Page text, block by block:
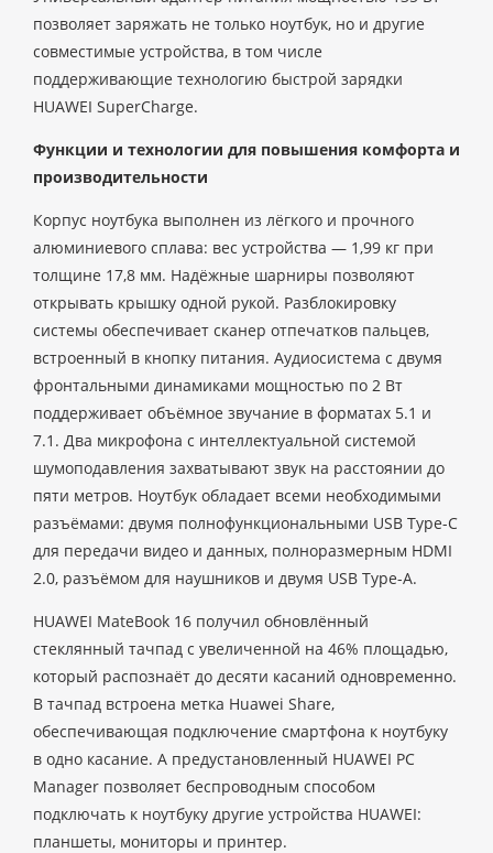
позволяет заряжать не только ноутбук, но и другие
совместимые устройства, в том числе
поддерживающие технологию быстрой зарядки
HUAWEI SuperCharge.
Функции и технологии для повышения комфорта и
производительности
Корпус ноутбука выполнен из лёгкого и прочного
алюминиевого сплава: вес устройства — 1,99 кг при
толщине 17,8 мм. Надёжные шарниры позволяют
открывать крышку одной рукой. Разблокировку
системы обеспечивает сканер отпечатков пальцев,
встроенный в кнопку питания. Аудиосистема с двумя
фронтальными динамиками мощностью по 2 Вт
поддерживает объёмное звучание в форматах 5.1 и
7.1. Два микрофона с интеллектуальной системой
шумоподавления захватывают звук на расстоянии до
пяти метров. Ноутбук обладает всеми необходимыми
разъёмами: двумя полнофункциональными USB Type-C
для передачи видео и данных, полноразмерным HDMI
2.0, разъёмом для наушников и двумя USB Type-A.
HUAWEI MateBook 16 получил обновлённый
стеклянный тачпад с увеличенной на 46% площадью,
который распознаёт до десяти касаний одновременно.
В тачпад встроена метка Huawei Share,
обеспечивающая подключение смартфона к ноутбуку
в одно касание. А предустановленный HUAWEI PC
Manager позволяет беспроводным способом
подключать к ноутбуку другие устройства HUAWEI:
планшеты, мониторы и принтер.